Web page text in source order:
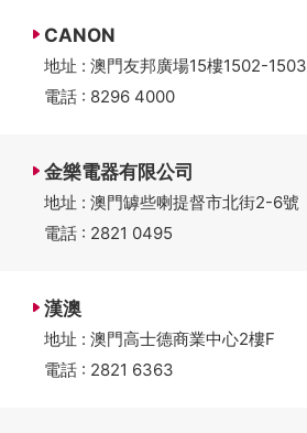
CANON
地址 : 澳門友邦廣場15樓1502-1503
電話 : 8296 4000
金樂電器有限公司
地址 : 澳門罅些喇提督市北街2-6號
電話 : 2821 0495
漢澳
地址 : 澳門高士德商業中心2樓F
電話 : 2821 6363